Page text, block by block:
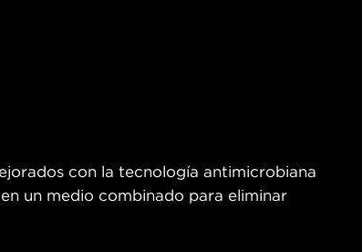
con la tecnología antimicrobiana
un medio combinado para eliminar